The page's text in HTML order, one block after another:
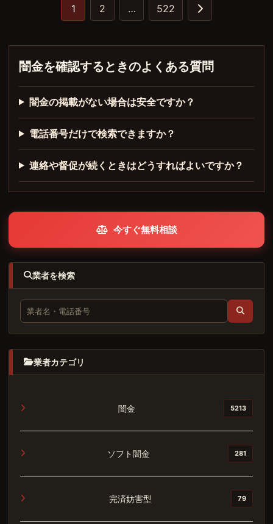
1 2 … 522
闇金を確認するときのよくある質問
闇金の掲載がない場合は安全ですか？
電話番号だけで検索できますか？
連絡や督促が続くときはどうすればよいですか？
今すぐ無料相談
業者を検索
業者カテゴリ
闇金 5213
ソフト闇金 281
完済妨害型 79